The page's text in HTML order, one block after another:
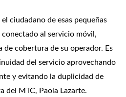
ciudadano de esas pequeñas
conectado al servicio móvil,
de cobertura de su operador. Es
del servicio aprovechando
y evitando la duplicidad de
del MTC, Paola Lazarte.